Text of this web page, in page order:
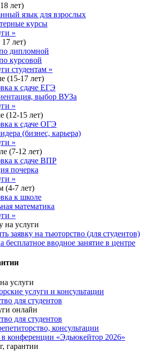
лет)
язык для взрослых
курсы
»
лет)
дипломной
курсовой
студентам »
(15-17 лет)
к сдаче ЕГЭ
выбор ВУЗа
»
(12-15 лет)
к сдаче ОГЭ
(бизнес, карьера)
»
(7-12 лет)
к сдаче ВПР
почерка
»
(4-7 лет)
к школе
математика
»
на услуги
заявку на тьюторство (для студентов)
бесплатное вводное занятие в центре
услуги
услуги и консультации
для студентов
онлайн
для студентов
консультации
в конференции «Эдьюкейтор 2026»
гарантии